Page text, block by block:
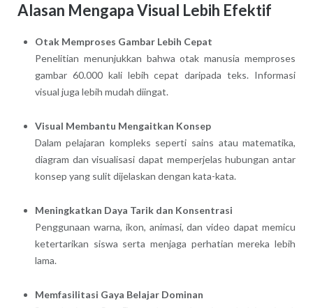
Alasan Mengapa Visual Lebih Efektif
Otak Memproses Gambar Lebih Cepat
Penelitian menunjukkan bahwa otak manusia memproses
gambar 60.000 kali lebih cepat daripada teks. Informasi
visual juga lebih mudah diingat.
Visual Membantu Mengaitkan Konsep
Dalam pelajaran kompleks seperti sains atau matematika,
diagram dan visualisasi dapat memperjelas hubungan antar
konsep yang sulit dijelaskan dengan kata-kata.
Meningkatkan Daya Tarik dan Konsentrasi
Penggunaan warna, ikon, animasi, dan video dapat memicu
ketertarikan siswa serta menjaga perhatian mereka lebih
lama.
Memfasilitasi Gaya Belajar Dominan